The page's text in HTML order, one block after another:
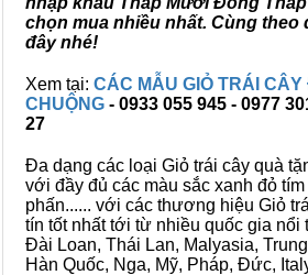
chọn mua nhiều nhất. Cùng theo
đây nhé!
Xem tại: CÁC MẪU GIỎ TRÁI
CHUỘNG - 0933 055 945 - 0977
27
Đa dạng các loại Giỏ trái cây quà
với đầy đủ các màu sắc xanh đỏ
phấn...... với các thương hiệu Giỏ
tín tốt nhất tới từ nhiều quốc gia nổi
Đài Loan, Thái Lan, Malyasia,
Hàn Quốc, Nga, Mỹ, Pháp, Đức,